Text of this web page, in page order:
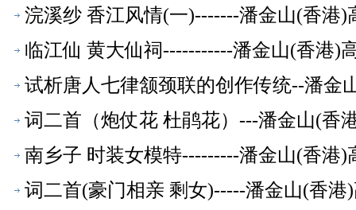
浣溪纱 香江风情(一)-------潘金山(香港)
临江仙 黄大仙祠-----------潘金山(香港)
试析唐人七律颔颈联的创作传统--潘金
词二首（炮仗花 杜鹃花）---潘金山(香
南乡子 时装女模特---------潘金山(香港)
词二首(豪门相亲 剩女)-----潘金山(香港